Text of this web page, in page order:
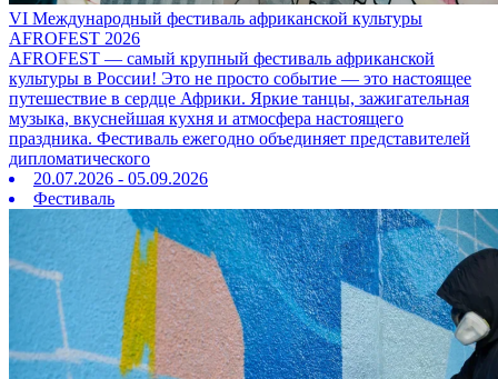
VI Международный фестиваль африканской культуры
AFROFEST 2026
AFROFEST — самый крупный фестиваль африканской
культуры в России! Это не просто событие — это настоящее
путешествие в сердце Африки. Яркие танцы, зажигательная
музыка, вкуснейшая кухня и атмосфера настоящего
праздника. Фестиваль ежегодно объединяет представителей
дипломатического
20.07.2026 - 05.09.2026
Фестиваль